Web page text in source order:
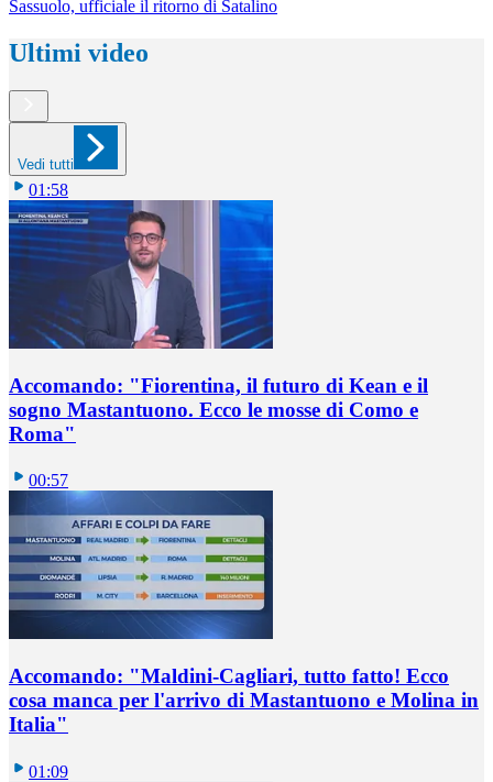
Sassuolo, ufficiale il ritorno di Satalino
Ultimi video
Vedi tutti
01:58
Accomando: "Fiorentina, il futuro di Kean e il
sogno Mastantuono. Ecco le mosse di Como e
Roma"
00:57
Accomando: "Maldini-Cagliari, tutto fatto! Ecco
cosa manca per l'arrivo di Mastantuono e Molina in
Italia"
01:09